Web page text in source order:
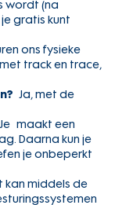
wordt (na
gratis kunt
ons fysieke
met track en trace,
Ja, met de
maakt een
Daarna kun je
je onbeperkt
kan middels de